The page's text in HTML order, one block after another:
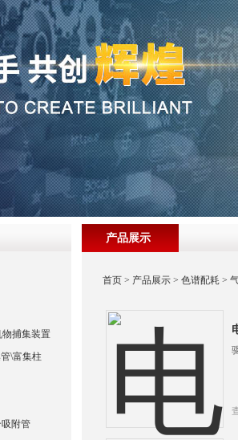
产品展示
首页 > 产品展示 >色谱配耗 >
物捕集装置
\富集柱
附管